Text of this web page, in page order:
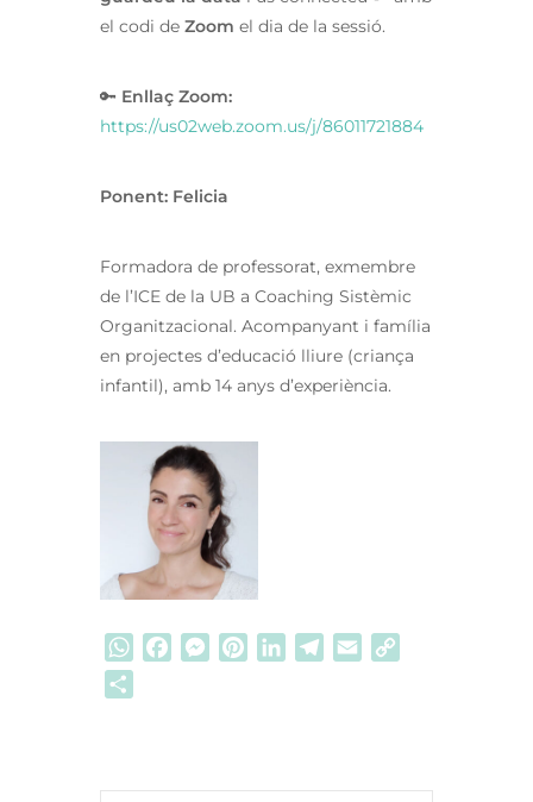
el codi de Zoom el dia de la sessió.
🔑 Enllaç Zoom:
https://us02web.zoom.us/j/86011721884
Ponent: Felicia
Formadora de professorat, exmembre
de l’ICE de la UB a Coaching Sistèmic
Organitzacional. Acompanyant i família
en projectes d’educació lliure (criança
infantil), amb 14 anys d’experiència.
WhatsApp
Facebook
Messenger
PinterestLinkedInTelegram
Email